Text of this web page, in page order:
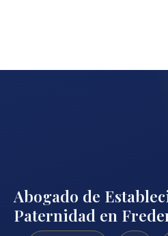
Abogado de
Paternidad en